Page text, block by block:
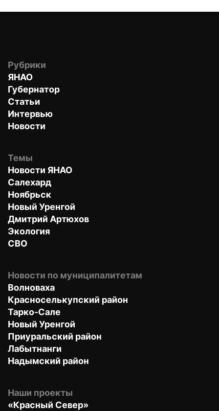
Рубрики
ЯНАО
Губернатор
Статьи
Интервью
Новости
Темы
Новости ЯНАО
Салехард
Ноябрьск
Новый Уренгой
Дмитрий Артюхов
Экология
СВО
Новости по муниципалитетам
Волноваха
Красноселькупский район
Тарко-Сале
Новый Уренгой
Приуральский район
Лабытнанги
Надымский район
Наши проекты
«Красный Север»